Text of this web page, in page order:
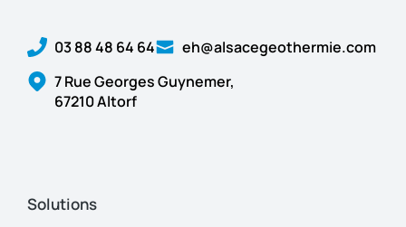
03 88 48 64 64
eh@alsacegeothermie.com
7 Rue Georges Guynemer,
67210 Altorf
Solutions